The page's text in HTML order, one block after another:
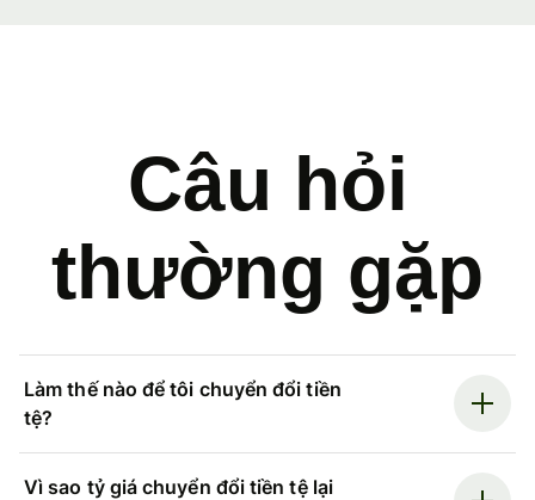
Câu hỏi
thường gặp
Làm thế nào để tôi chuyển đổi tiền
tệ?
Vì sao tỷ giá chuyển đổi tiền tệ lại